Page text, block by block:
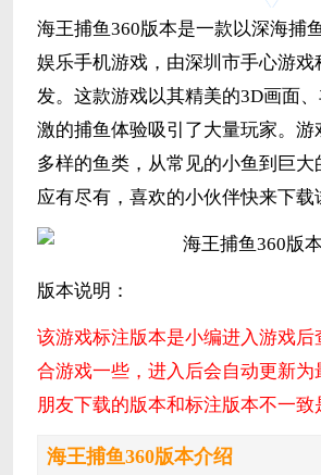
海王捕鱼360版本是一款以深海捕
娱乐手机游戏，由深圳市手心游戏
发。这款游戏以其精美的3D画面
激的捕鱼体验吸引了大量玩家。游
多样的鱼类，从常见的小鱼到巨大
应有尽有，喜欢的小伙伴快来下载
版本说明：
该游戏标注版本是小编进入游戏后
合游戏一些，进入后会自动更新为
朋友下载的版本和标注版本不一致
海王捕鱼360版本介绍